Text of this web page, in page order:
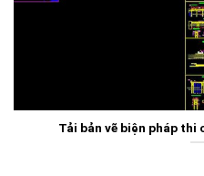
Tải bản vẽ biện pháp thi